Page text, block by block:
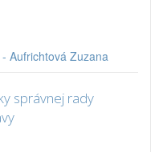
Aufrichtová Zuzana
správnej rady